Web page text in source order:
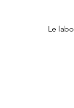
Le labo